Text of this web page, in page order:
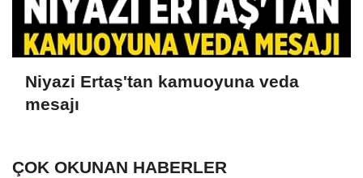
Niyazi Ertaş'tan kamuoyuna veda
mesajı
ÇOK OKUNAN HABERLER